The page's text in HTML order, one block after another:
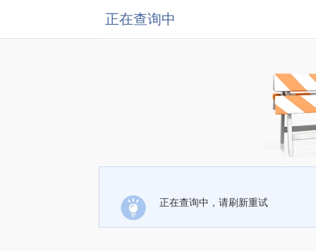
正在查询中
正在查询中，请刷新重试